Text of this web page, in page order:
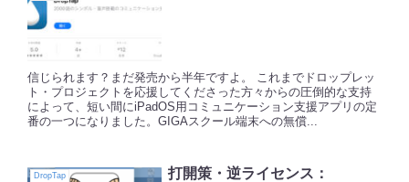
信じられます？まだ発売から半年ですよ。 これまでドロップレッ
ト・プロジェクトを応援してくださった方々からの圧倒的な支持
によって、短い間にiPadOS用コミュニケーション支援アプリの定
番の一つになりました。GIGAスクール端末への無償...
DropTap
打開策・逆ライセンス：